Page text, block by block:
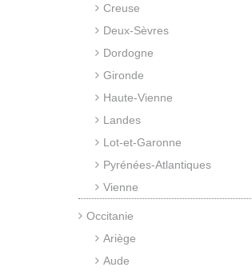
Creuse
Deux-Sèvres
Dordogne
Gironde
Haute-Vienne
Landes
Lot-et-Garonne
Pyrénées-Atlantiques
Vienne
Occitanie
Ariège
Aude